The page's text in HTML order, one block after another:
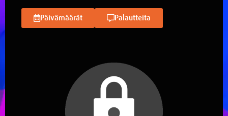
Päivämäärät Palautteita